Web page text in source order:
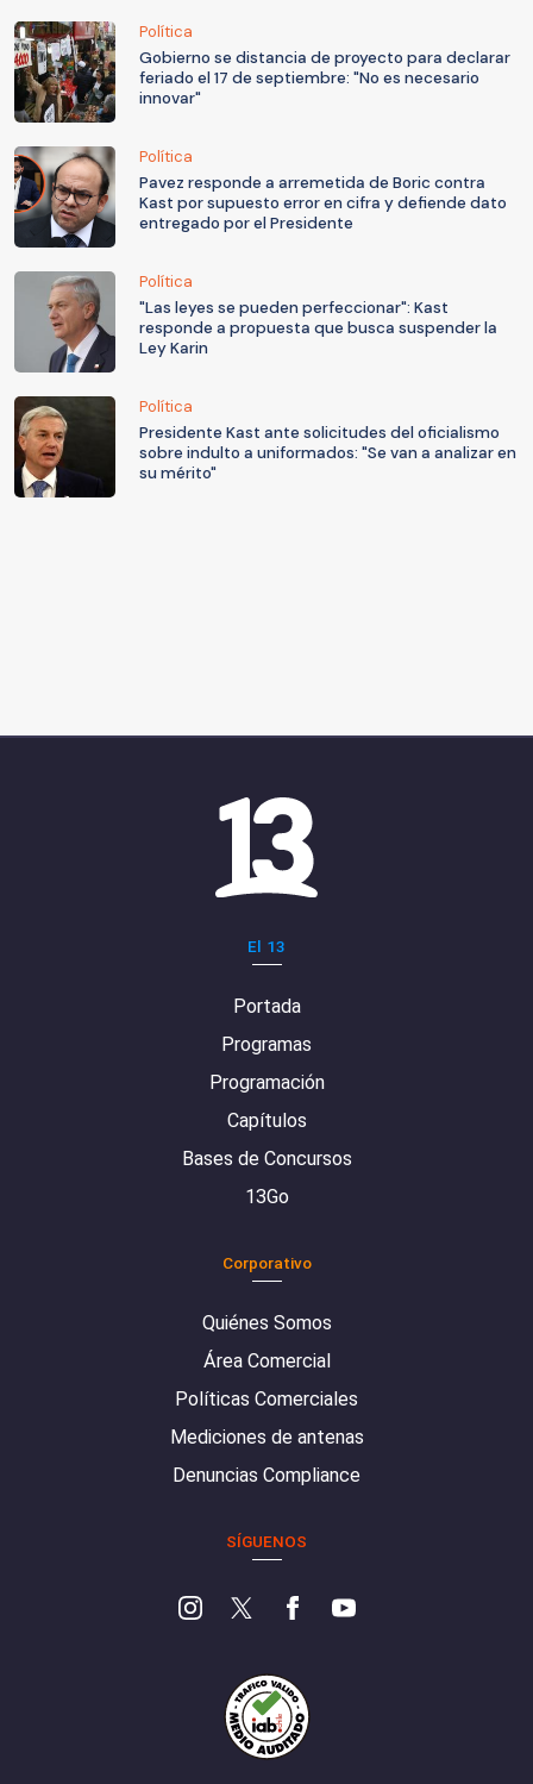
Política
Gobierno se distancia de proyecto para declarar
feriado el 17 de septiembre: "No es necesario
innovar"
Política
Pavez responde a arremetida de Boric contra
Kast por supuesto error en cifra y defiende dato
entregado por el Presidente
Política
"Las leyes se pueden perfeccionar": Kast
responde a propuesta que busca suspender la
Ley Karin
Política
Presidente Kast ante solicitudes del oficialismo
sobre indulto a uniformados: "Se van a analizar en
su mérito"
El 13
Portada
Programas
Programación
Capítulos
Bases de Concursos
13Go
Corporativo
Quiénes Somos
Área Comercial
Políticas Comerciales
Mediciones de antenas
Denuncias Compliance
SÍGUENOS